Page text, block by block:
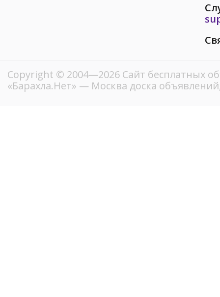
Copyright © 2004—2026 Сайт бесплатных
«Барахла.Нет» — Москва доска